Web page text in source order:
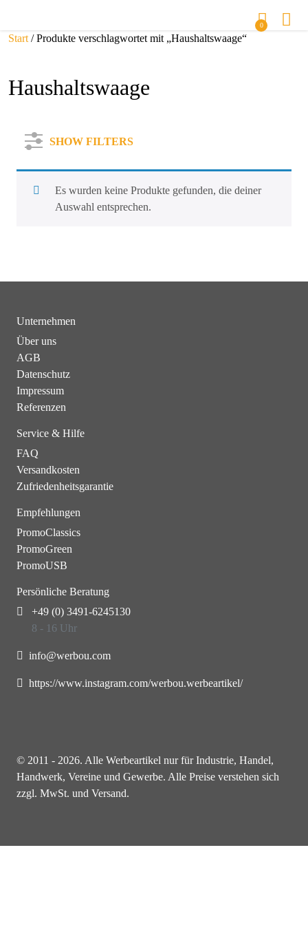
0
Start / Produkte verschlagwortet mit „Haushaltswaage“
Haushaltswaage
SHOW FILTERS
Es wurden keine Produkte gefunden, die deiner
Auswahl entsprechen.
Unternehmen
Über uns
AGB
Datenschutz
Impressum
Referenzen
Service & Hilfe
FAQ
Versandkosten
Zufriedenheitsgarantie
Empfehlungen
PromoClassics
PromoGreen
PromoUSB
Persönliche Beratung
+49 (0) 3491-6245130
8 - 16 Uhr
info@werbou.com
https://www.instagram.com/werbou.werbeartikel/
© 2011 - 2026. Alle Werbeartikel nur für Industrie, Handel,
Handwerk, Vereine und Gewerbe. Alle Preise verstehen sich
zzgl. MwSt. und Versand.